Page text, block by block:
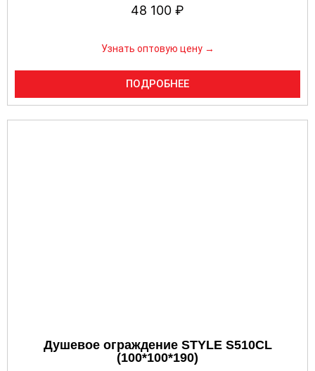
48 100 ₽
Узнать оптовую цену →
ПОДРОБНЕЕ
Душевое ограждение STYLE S510CL
(100*100*190)